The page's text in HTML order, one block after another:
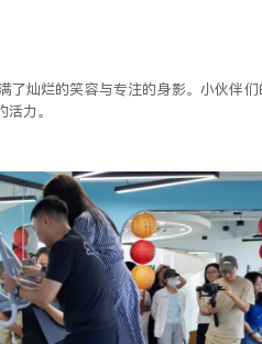
了灿烂的笑容与专注的身影。小伙伴们
力。